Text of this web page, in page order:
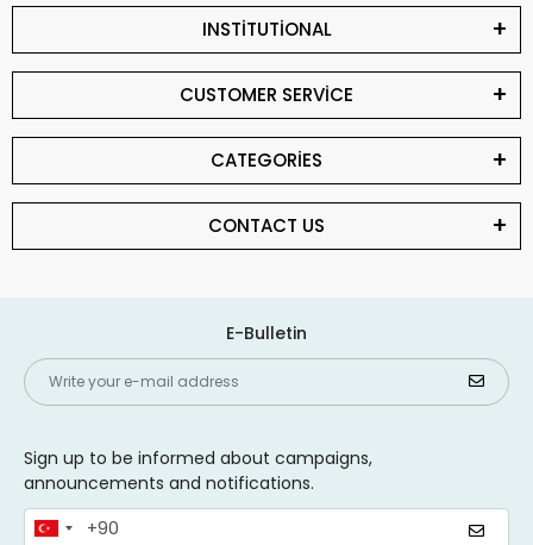
INSTİTUTİONAL
CUSTOMER SERVİCE
CATEGORİES
CONTACT US
E-Bulletin
Sign up to be informed about campaigns,
announcements and notifications.